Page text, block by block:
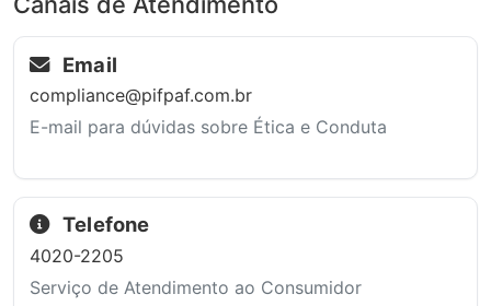
Email
compliance@pifpaf.com.br
E-mail para dúvidas sobre Ética e Conduta
Telefone
4020-2205
Serviço de Atendimento ao Consumidor